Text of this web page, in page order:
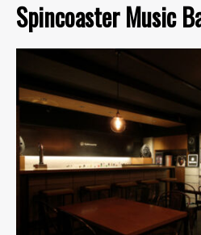
Spincoaster Music